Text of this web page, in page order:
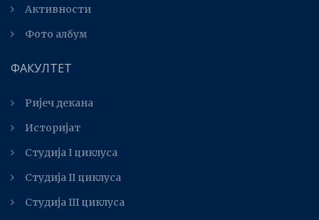
Активности
Фото албум
ФАКУЛТЕТ
Ријеч декана
Историјат
Студија I циклуса
Студија II циклуса
Студијa III циклуса